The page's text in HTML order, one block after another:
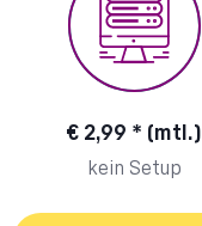
€ 2,99 * (mtl.)
kein Setup